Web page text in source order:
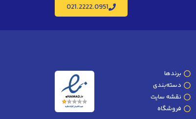
021.2222.0951
برندها
دسته‌بندی
نقشه سایت
فروشگاه